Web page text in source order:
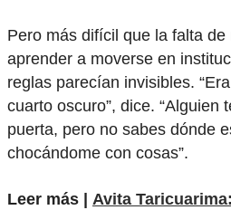
Pero más difícil que la falta
aprender a moverse en
reglas parecían invisibles.
cuarto oscuro”, dice. “Alguien
puerta, pero no sabes dónde
chocándome con cosas”.
Leer más | Avita